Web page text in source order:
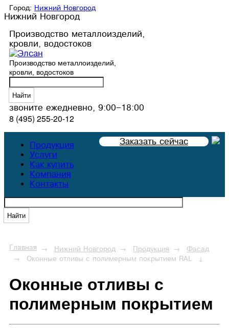
Город: Нижний Новгород
Нижний Новгород
Производство металлоизделий,
кровли, водостоков
Производство металлоизделий,
кровли, водостоков
Найти
звоните ежедневно, 9:00–18:00
8 (495) 255-20-12
Продукция
Услуги
Как купить
Компания
Контакты
Заказать сейчас
Найти
Главная Нижний Новгород Продукция
Фасад
Оконные отливы с полимерным покрытием RAL
Оконные отливы с
полимерным покрытием